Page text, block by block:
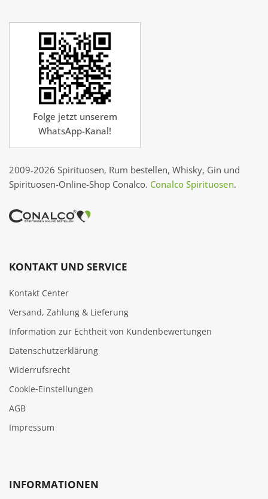
Folge jetzt unserem
WhatsApp-Kanal!
2009-2026 Spirituosen, Rum bestellen, Whisky, Gin und
Spirituosen-Online-Shop Conalco. Conalco Spirituosen.
KONTAKT UND SERVICE
Kontakt Center
Versand, Zahlung & Lieferung
Information zur Echtheit von Kundenbewertungen
Datenschutzerklärung
Widerrufsrecht
Cookie‑Einstellungen
AGB
Impressum
INFORMATIONEN